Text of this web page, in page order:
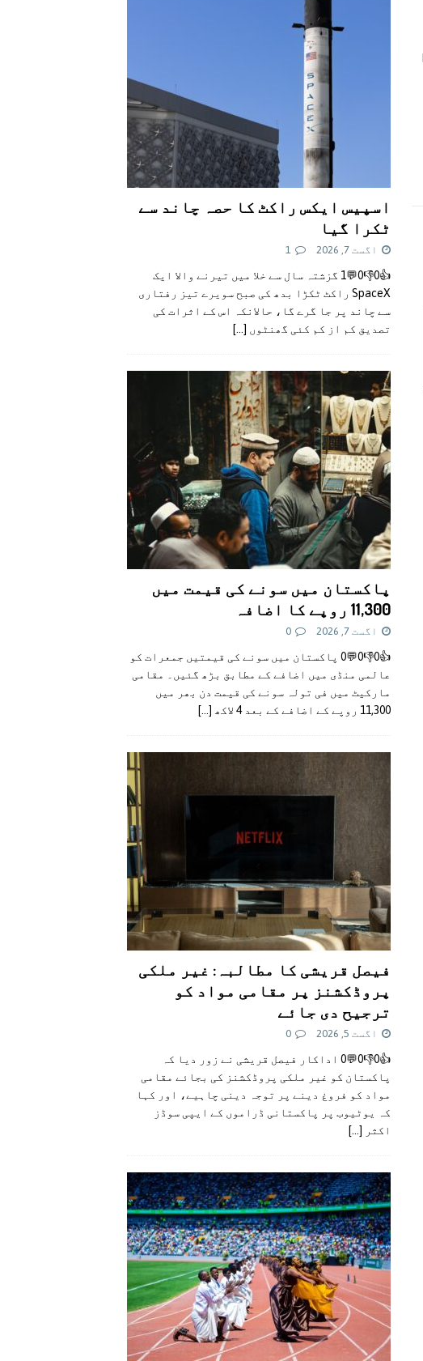
اسپیس ایکس راکٹ کا حصہ چاند سے
ٹکرا گیا
اگست 7, 2026 1
👍0👎0💬1 گزشتہ سال سے خلا میں تیرنے والا ایک
SpaceX راکٹ ٹکڑا بدھ کی صبح سویرے تیز رفتاری
سے چاند پر جا گرے گا، حالانکہ اس کے اثرات کی
تصدیق کم از کم کئی گھنٹوں [...]
پاکستان میں سونے کی قیمت میں
11,300 روپے کا اضافہ
اگست 7, 2026 0
👍0👎0💬0 پاکستان میں سونے کی قیمتیں جمعرات کو
عالمی منڈی میں اضافے کے مطابق بڑھ گئیں۔ مقامی
مارکیٹ میں فی تولہ سونے کی قیمت دن بھر میں
11,300 روپے کے اضافے کے بعد 4 لاکھ
[...]
فیصل قریشی کا مطالبہ: غیر ملکی
پروڈکشنز پر مقامی مواد کو
ترجیح دی جائے
اگست 5, 2026 0
👍0👎0💬0 اداکار فیصل قریشی نے زور دیا کہ
پاکستان کو غیر ملکی پروڈکشنز کی بجائے مقامی
مواد کو فروغ دینے پر توجہ دینی چاہیے، اور کہا
کہ یوٹیوب پر پاکستانی ڈراموں کے ایپی سوڈز
اکثر
[...]